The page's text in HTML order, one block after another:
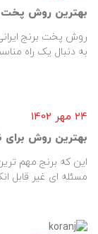
بهترین روش پخت
روش پخت برنج
به دنبال یک راه
24 مهر 1402
بهترین روش برای
این که برنج مهم
مسئله ای غیر قابل